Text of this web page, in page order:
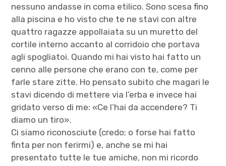
nessuno andasse in coma etilico. Sono scesa fino
alla piscina e ho visto che te ne stavi con altre
quattro ragazze appollaiata su un muretto del
cortile interno accanto al corridoio che portava
agli spogliatoi. Quando mi hai visto hai fatto un
cenno alle persone che erano con te, come per
farle stare zitte. Ho pensato subito che magari le
stavi dicendo di mettere via l’erba e invece hai
gridato verso di me: «Ce l’hai da accendere? Ti
diamo un tiro».
Ci siamo riconosciute (credo; o forse hai fatto
finta per non ferirmi) e, anche se mi hai
presentato tutte le tue amiche, non mi ricordo